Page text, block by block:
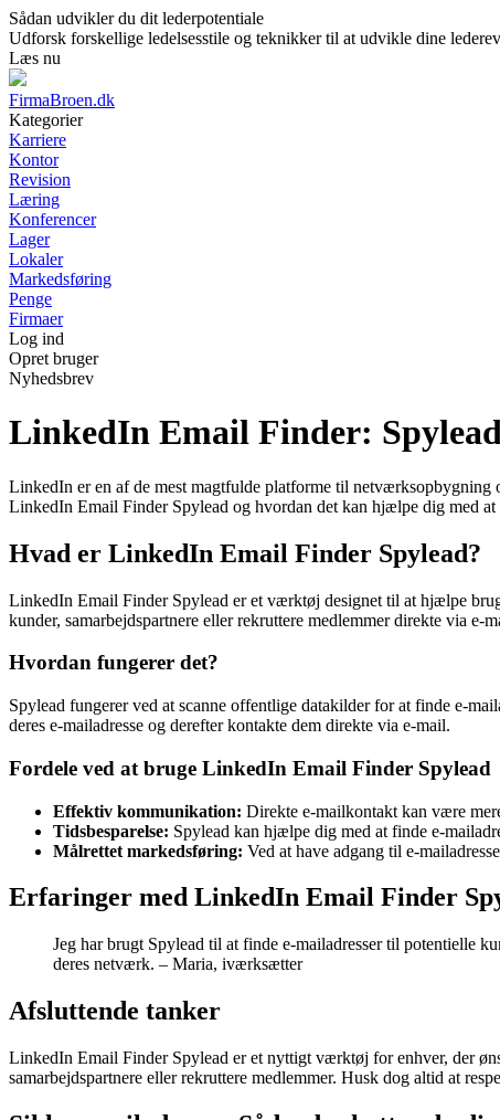
Sådan udvikler du dit lederpotentiale
Udforsk forskellige ledelsesstile og teknikker til at udvikle dine
Læs nu
FirmaBroen.dk
Kategorier
Karriere
Kontor
Revision
Læring
Konferencer
Lager
Lokaler
Markedsføring
Penge
Firmaer
Log ind
Opret bruger
Nyhedsbrev
LinkedIn Email Finder:
LinkedIn er en af de mest magtfulde platforme til
LinkedIn Email Finder Spylead og hvordan det kan hjælpe dig med
Hvad er LinkedIn Email Finder Spylead?
LinkedIn Email Finder Spylead er et værktøj designet til at hjælpe
kunder, samarbejdspartnere eller rekruttere medlemmer direkte via
Hvordan fungerer det?
Spylead fungerer ved at scanne offentlige datakilder for at finde e-
deres e-mailadresse og derefter kontakte dem direkte via e-mail.
Fordele ved at bruge LinkedIn Email Finder Spylead
Effektiv kommunikation: Direkte e-mailkontakt kan være
Tidsbesparelse: Spylead kan hjælpe dig med at finde e-
Målrettet markedsføring: Ved at have adgang til e-
Erfaringer med LinkedIn Email Finder
Jeg har brugt Spylead til at finde e-mailadresser til potentielle
deres netværk. – Maria, iværksætter
Afsluttende tanker
LinkedIn Email Finder Spylead er et nyttigt værktøj for enhver, der
samarbejdspartnere eller rekruttere medlemmer. Husk dog altid at